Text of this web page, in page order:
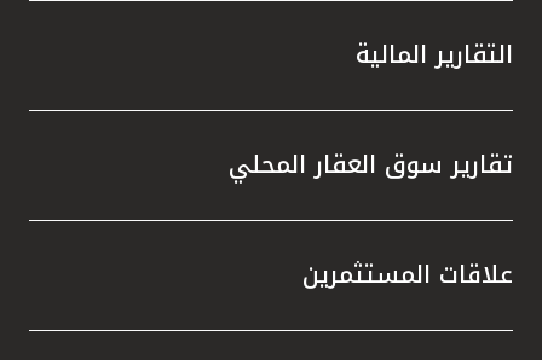
التقارير المالية
تقارير سوق العقار المحلي
علاقات المستثمرين